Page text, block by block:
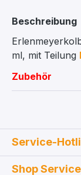
Beschreibung
ml, mit Teilung
Zubehör
Service-
Shop Service